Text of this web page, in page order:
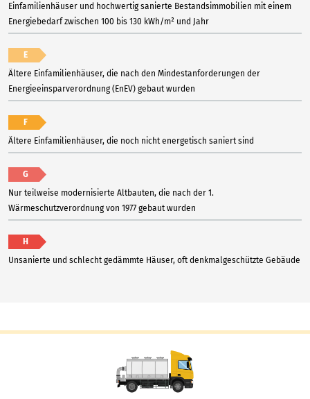
Einfamilienhäuser und hochwertig sanierte Bestandsimmobilien mit einem
Energiebedarf zwischen 100 bis 130 kWh/m² und Jahr
E
Ältere Einfamilienhäuser, die nach den Mindestanforderungen der
Energieeinsparverordnung (EnEV) gebaut wurden
F
Ältere Einfamilienhäuser, die noch nicht energetisch saniert sind
G
Nur teilweise modernisierte Altbauten, die nach der 1.
Wärmeschutzverordnung von 1977 gebaut wurden
H
Unsanierte und schlecht gedämmte Häuser, oft denkmalgeschützte Gebäude